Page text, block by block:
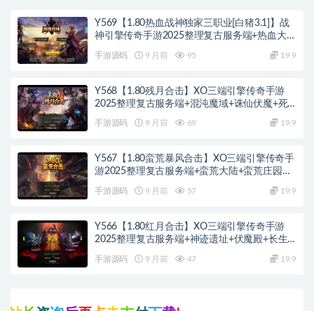
Y569【1.80热血战神独家三职业[白猪3.1]】战
神引擎传奇手游2025整理复古服务端+热血大陆
手游源码 9 月前 95 19.9
Y568【1.80残月合击】XO三端引擎传奇手游
2025整理复古服务端+混沌魔域+诛仙伏魔+死
手游源码 9 月前 69 19.9
Y567【1.80蛮荒暴风合击】XO三端引擎传奇手
游2025整理复古服务端+蛮荒大陆+蛮荒庄园
手游源码 9 月前 57 19.9
Y566【1.80红月合击】XO三端引擎传奇手游
2025整理复古服务端+神迹遗址+伏魔殿+长生
手游源码 9 月前 47 19.9